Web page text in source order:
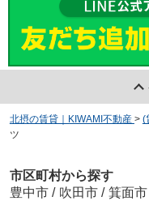
北摂の賃貸｜KIWAMI不動産 > (
ツ
市区町村から探す
豊中市 / 吹田市 / 箕面市